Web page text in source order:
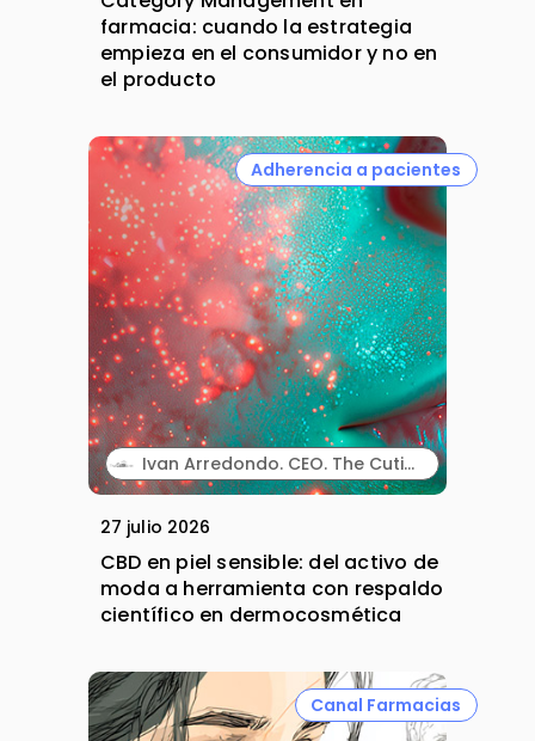
farmacia: cuando la estrategia
empieza en el consumidor y no en
el producto
Adherencia a pacientes
Ivan Arredondo. CEO. The Cutis Lab.
27 julio 2026
CBD en piel sensible: del activo de
moda a herramienta con respaldo
científico en dermocosmética
Canal Farmacias